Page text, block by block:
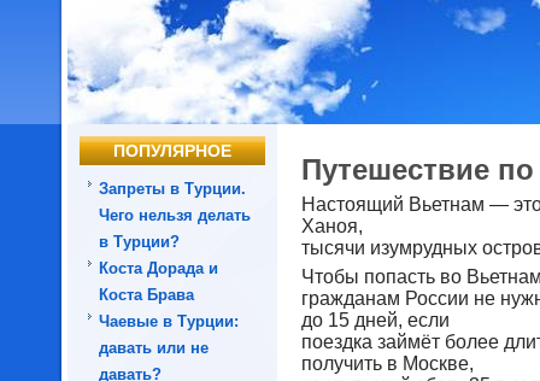
ПОПУЛЯРНОЕ
Запреты в Турции.
Чего нельзя делать
в Турции?
Коста Дорада и
Коста Брава
Чаевые в Турции:
давать или не
давать?
Путешествие
Настоящий Вьетнам —
Ханоя,
тысячи изумрудных
Чтобы попасть во
гражданам России не
до 15 дней, если
поездка займёт более
получить в Москве,